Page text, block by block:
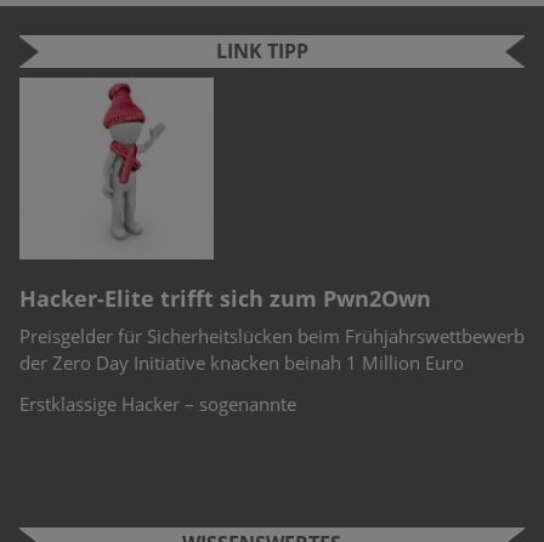
LINK TIPP
Hacker-Elite trifft sich zum Pwn2Own
Preisgelder für Sicherheitslücken beim Frühjahrswettbewerb
der Zero Day Initiative knacken beinah 1 Million Euro
Erstklassige Hacker – sogenannte